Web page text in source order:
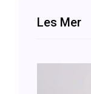
Les Mer